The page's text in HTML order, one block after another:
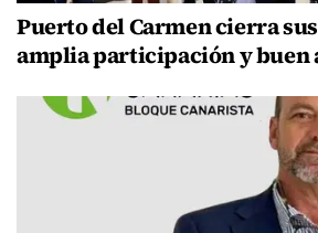
Puerto del Carmen cierra
amplia participación y buen